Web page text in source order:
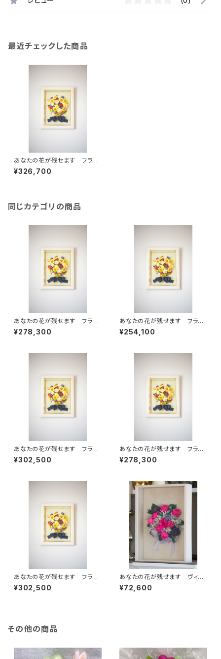
最近チェックした商品
あなたの花が残せます フラー
ジュブーケ Ｌ (複色)
¥326,700
同じカテゴリの商品
あなたの花が残せます フラー
ジュブーケ Ｓ (複色)
¥278,300
あなたの花が残せます フラー
ジュブーケ Ｓ (単色)
¥254,100
あなたの花が残せます フラー
ジュブーケ M (複色)
¥302,500
あなたの花が残せます フラー
ジュブーケ M (単色)
¥278,300
あなたの花が残せます フラー
ジュブーケ Ｌ (単色)
¥302,500
あなたの花が残せます ヴィン
テージ デコ スクエアＳ（複
色）
¥72,600
その他の商品